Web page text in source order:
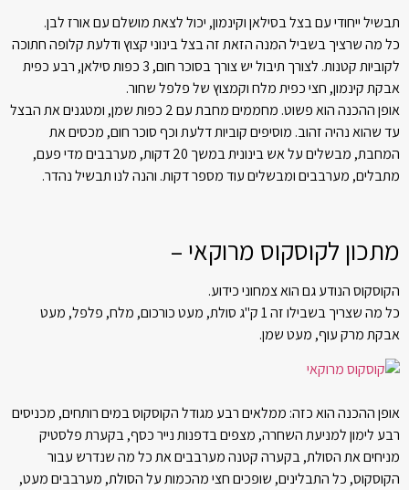
תבשיל ייחודי עם בצל בסילאן וקינמון, יכול לצאת מושלם עם אורז לבן.
כל מה שרציך בשביל המנה הזאת זה בצל בינוני קצוץ ודלעת קלופה חתוכה
לקוביות קטנות. לצורך תיבול יש צורך בסוכר חום, 3 כפות סילאן, רבע כפית
אבקת קינמון, חצי כפית מלח וקמצוץ של פלפל שחור.
אופן ההכנה הוא פשוט. מחממים מחבת עם 2 כפות שמן, ומטגנים את הבצל
עד שהוא נהיה זהוב. מוסיפים קוביות דלעת וכף סוכר חום, מכסים את
המחבת, מבשלים על אש בינונית במשך 20 דקות, מערבבים מדי פעם,
מתבלים, מערבבים ומבשלים עוד מספר דקות. והנה לנו תבשיל נהדר.
מתכון לקוסקוס מרוקאי –
הקוסקוס הנודע גם הוא צמחוני כידוע.
כל מה שצריך בשבילו זה 1 ק"ג סולת, מעט כורכום, מלח, פלפל, מעט
אבקת מרק עוף, מעט שמן.
אופן ההכנה הוא כזה: ממלאים רבע מגודל הקוסקוס במים רותחים, מכניסים
רבע לימון למניעת השחרה, מצפים בדפנות נייר כסף, בקערת פלסטיק
מניחים את הסולת, בקערה קטנה מערבבים את כל מה שנדרש עבור
הקוסקוס, כל התבלינים, שופכים חצי מהכמות על הסולת, מערבבים מעט,